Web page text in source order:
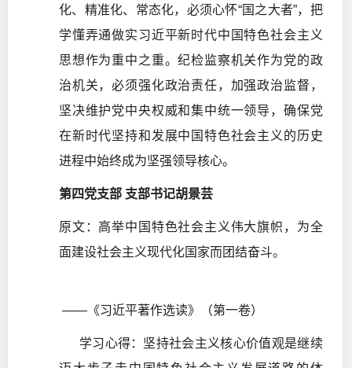
化、精准化、常态化，必须心怀“国之大者”，把
学懂弄通做实习近平新时代中国特色社会主义
思想作为重中之重。纪检监察机关作为党的政
治机关，必须强化政治责任，加强政治监督，
坚决维护党中央权威和集中统一领导，确保党
在新时代坚持和发展中国特色社会主义的历史
进程中始终成为坚强领导核心。
第四党支部 支部书记胡景芸
原文：高举中国特色社会主义伟大旗帜，为全
面建设社会主义现代化国家而团结奋斗。
——《习近平著作选读》（第一卷）
学习心得：坚持社会主义核心价值观是继续